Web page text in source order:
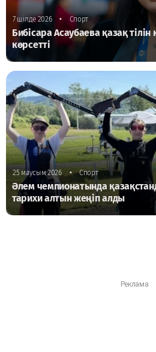
7 шілде 2026 • Спорт
Бибісара Асаубаева қазақ
көрсетті
25 маусым 2026 • Спорт
Әлем чемпионатында
тарихи алтын жеңіп алды